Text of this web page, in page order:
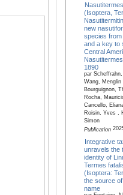
(Isoptera,
new
species from
and a key to
Central
1890
par
Wang, Menglin
Bourguignon,
Rocha,
Cancello,
Roisin, Yves ,
Simon
Publication
Integrative
unravels the
identity of
Termes
(Isoptera:
the source
name